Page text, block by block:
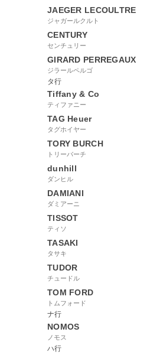
JAEGER LECOULTRE
ジャガールクルト
CENTURY
センチュリー
GIRARD PERREGAUX
ジラールペルゴ
タ行
Tiffany & Co
ティファニー
TAG Heuer
タグホイヤー
TORY BURCH
トリーバーチ
dunhill
ダンヒル
DAMIANI
ダミアーニ
TISSOT
ティソ
TASAKI
タサキ
TUDOR
チュードル
TOM FORD
トムフォード
ナ行
NOMOS
ノモス
ハ行